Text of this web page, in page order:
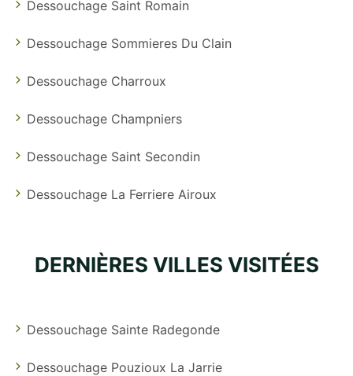
Dessouchage Saint Romain
Dessouchage Sommieres Du Clain
Dessouchage Charroux
Dessouchage Champniers
Dessouchage Saint Secondin
Dessouchage La Ferriere Airoux
DERNIÈRES VILLES VISITÉES
Dessouchage Sainte Radegonde
Dessouchage Pouzioux La Jarrie